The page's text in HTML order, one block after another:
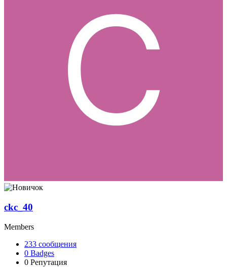
ckc_40
Members
233 сообщения
0 Badges
0 Репутация